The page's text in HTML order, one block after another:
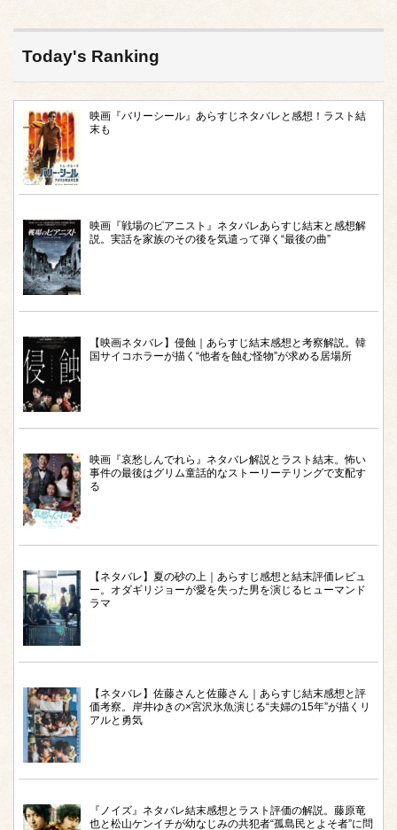
Today's Ranking
映画『バリーシール』あらすじネタバレと感想！ラスト結
末も
映画『戦場のピアニスト』ネタバレあらすじ結末と感想解
説。実話を家族のその後を気遣って弾く“最後の曲”
【映画ネタバレ】侵蝕｜あらすじ結末感想と考察解説。韓
国サイコホラーが描く“他者を蝕む怪物”が求める居場所
映画『哀愁しんでれら』ネタバレ解説とラスト結末。怖い
事件の最後はグリム童話的なストーリーテリングで支配す
る
【ネタバレ】夏の砂の上｜あらすじ感想と結末評価レビュ
ー。オダギリジョーが愛を失った男を演じるヒューマンド
ラマ
【ネタバレ】佐藤さんと佐藤さん｜あらすじ結末感想と評
価考察。岸井ゆきの×宮沢氷魚演じる“夫婦の15年”が描くリ
アルと勇気
『ノイズ』ネタバレ結末感想とラスト評価の解説。藤原竜
也と松山ケンイチが幼なじみの共犯者“孤島民とよそ者”に問